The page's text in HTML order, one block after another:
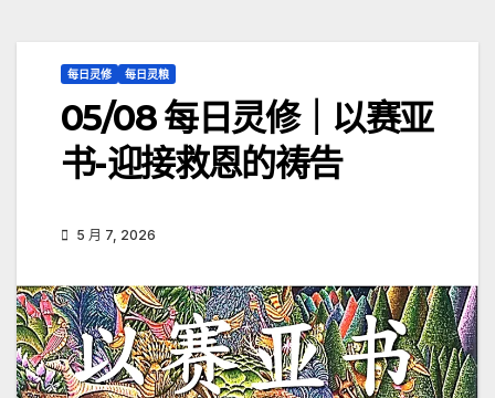
每日灵修 每日灵粮
05/08 每日灵修｜以赛亚
书-迎接救恩的祷告
5 月 7, 2026